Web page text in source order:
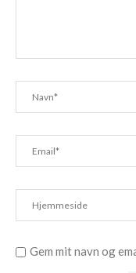
Gem mit navn og